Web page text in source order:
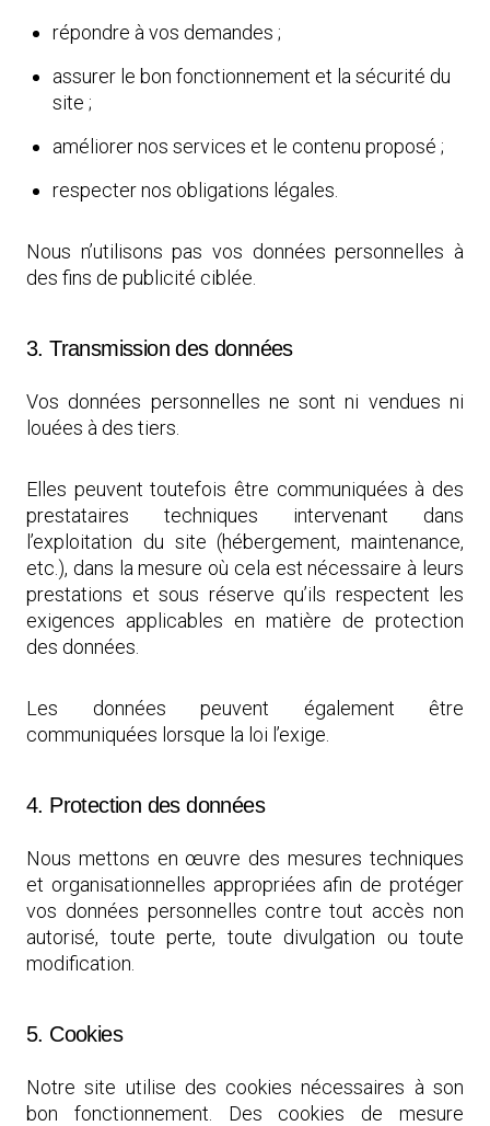
répondre à vos demandes ;
assurer le bon fonctionnement et la sécurité du
site ;
améliorer nos services et le contenu proposé ;
respecter nos obligations légales.
Nous n’utilisons pas vos données personnelles à
des fins de publicité ciblée.
3. Transmission des données
Vos données personnelles ne sont ni vendues ni
louées à des tiers.
Elles peuvent toutefois être communiquées à des
prestataires techniques intervenant dans
l’exploitation du site (hébergement, maintenance,
etc.), dans la mesure où cela est nécessaire à leurs
prestations et sous réserve qu’ils respectent les
exigences applicables en matière de protection
des données.
Les données peuvent également être
communiquées lorsque la loi l’exige.
4. Protection des données
Nous mettons en œuvre des mesures techniques
et organisationnelles appropriées afin de protéger
vos données personnelles contre tout accès non
autorisé, toute perte, toute divulgation ou toute
modification.
5. Cookies
Notre site utilise des cookies nécessaires à son
bon fonctionnement. Des cookies de mesure